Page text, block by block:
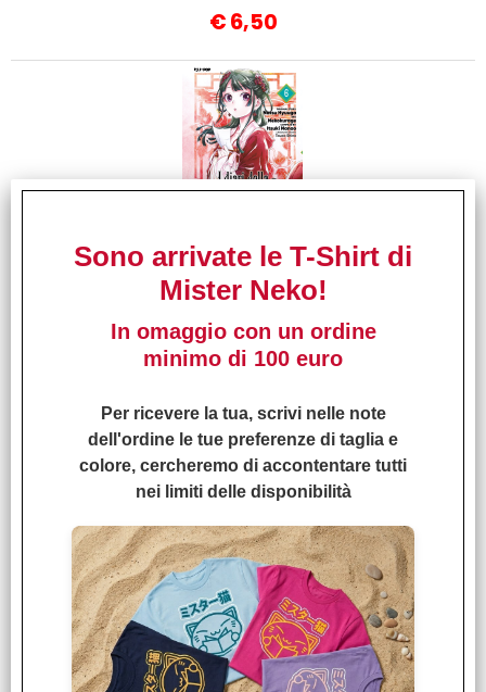
€6,50
I Diari Della Speziale n°
06
€6,50
07
€6,50
Sono arrivate le T-Shirt di
Mister Neko!
In omaggio con un ordine
minimo di 100 euro
Per ricevere la tua, scrivi nelle note
dell'ordine le tue preferenze di taglia e
colore, cercheremo di accontentare tutti
nei limiti delle disponibilità